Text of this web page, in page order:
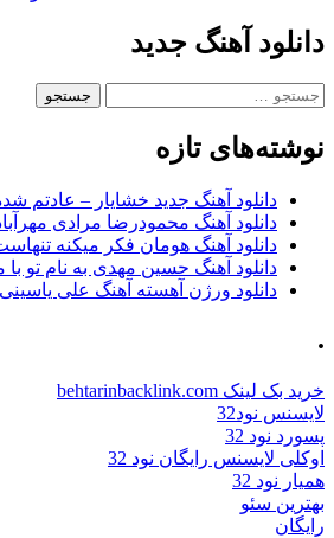
دانلود آهنگ جدید
جستجو
نوشته‌های تازه
دانلود آهنگ جدید خشایار – عادتم
دانلود آهنگ محمودرضا مرادی
دانلود آهنگ هومان فکر میکنه
دانلود آهنگ حسین مهدی به نام تو با
دانلود ورژن آهسته آهنگ علی
.
خرید بک لینک behtarinbacklink.com
لایسنس نود32
پسورد نود 32
اوکلی لایسنس رایگان نود 32
همیار نود 32
بهترین سئو
رایگان